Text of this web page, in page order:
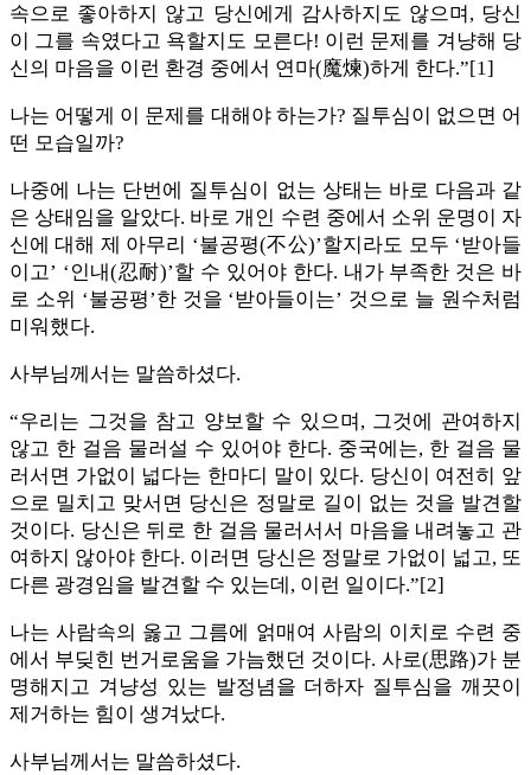
속으로 좋아하지 않고 당신에게 감사하지도 않으며, 당신
이 그를 속였다고 욕할지도 모른다! 이런 문제를 겨냥해 당
신의 마음을 이런 환경 중에서 연마(魔煉)하게 한다.”[1]
나는 어떻게 이 문제를 대해야 하는가? 질투심이 없으면 어
떤 모습일까?
나중에 나는 단번에 질투심이 없는 상태는 바로 다음과 같
은 상태임을 알았다. 바로 개인 수련 중에서 소위 운명이 자
신에 대해 제 아무리 ‘불공평(不公)’할지라도 모두 ‘받아들
이고’ ‘인내(忍耐)’할 수 있어야 한다. 내가 부족한 것은 바
로 소위 ‘불공평’한 것을 ‘받아들이는’ 것으로 늘 원수처럼
미워했다.
사부님께서는 말씀하셨다.
“우리는 그것을 참고 양보할 수 있으며, 그것에 관여하지
않고 한 걸음 물러설 수 있어야 한다. 중국에는, 한 걸음 물
러서면 가없이 넓다는 한마디 말이 있다. 당신이 여전히 앞
으로 밀치고 맞서면 당신은 정말로 길이 없는 것을 발견할
것이다. 당신은 뒤로 한 걸음 물러서서 마음을 내려놓고 관
여하지 않아야 한다. 이러면 당신은 정말로 가없이 넓고, 또
다른 광경임을 발견할 수 있는데, 이런 일이다.”[2]
나는 사람속의 옳고 그름에 얽매여 사람의 이치로 수련 중
에서 부딪힌 번거로움을 가늠했던 것이다. 사로(思路)가 분
명해지고 겨냥성 있는 발정념을 더하자 질투심을 깨끗이
제거하는 힘이 생겨났다.
사부님께서는 말씀하셨다.